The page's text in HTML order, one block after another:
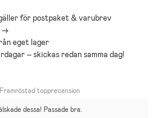
för postpaket & varubrev
>
eget lager
– skickas redan samma dag!
Framröstad topprecension
dessa! Passade bra.